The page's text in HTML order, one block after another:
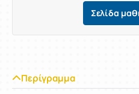
Σελίδα
Περίγραμμα